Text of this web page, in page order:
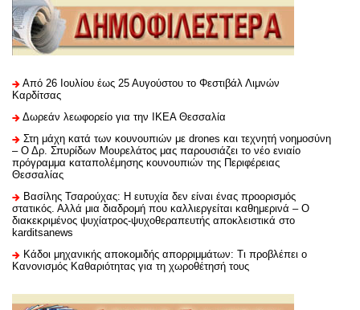
Από 26 Ιουλίου έως 25 Αυγούστου το Φεστιβάλ Λιμνών
Καρδίτσας
Δωρεάν λεωφορείο για την ΙΚΕΑ Θεσσαλία
Στη μάχη κατά των κουνουπιών με drones και τεχνητή νοημοσύνη
– Ο Δρ. Σπυρίδων Μουρελάτος μας παρουσιάζει το νέο ενιαίο
πρόγραμμα καταπολέμησης κουνουπιών της Περιφέρειας
Θεσσαλίας
Βασίλης Τσαρούχας: Η ευτυχία δεν είναι ένας προορισμός
στατικός. Αλλά μια διαδρομή που καλλιεργείται καθημερινά – Ο
διακεκριμένος ψυχίατρος-ψυχοθεραπευτής αποκλειστικά στο
karditsanews
Κάδοι μηχανικής αποκομιδής απορριμμάτων: Τι προβλέπει ο
Κανονισμός Καθαριότητας για τη χωροθέτησή τους